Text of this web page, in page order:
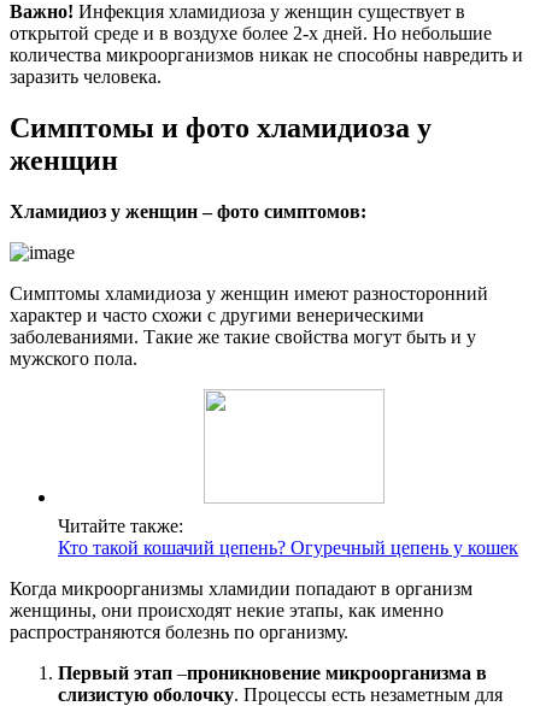
Важно! Инфекция хламидиоза у женщин существует в
открытой среде и в воздухе более 2-х дней. Но небольшие
количества микроорганизмов никак не способны навредить и
заразить человека.
Симптомы и фото хламидиоза у
женщин
Хламидиоз у женщин – фото симптомов:
Симптомы хламидиоза у женщин имеют разносторонний
характер и часто схожи с другими венерическими
заболеваниями. Такие же такие свойства могут быть и у
мужского пола.
Читайте также:
Кто такой кошачий цепень? Огуречный цепень у кошек
Когда микроорганизмы хламидии попадают в организм
женщины, они происходят некие этапы, как именно
распространяются болезнь по организму.
Первый этап –проникновение микроорганизма в
слизистую оболочку. Процессы есть незаметным для